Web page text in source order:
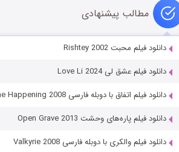
مطالب پیشنهادی
دانلود فیلم محبت Rishtey 2002
دانلود فیلم عشق لی Love Li 2024
دانلود فیلم اتفاق با دوبله فارسی The Happening 2008
دانلود فیلم پاره‌های وحشت Open Grave 2013
دانلود فیلم والکری با دوبله فارسی Valkyrie 2008